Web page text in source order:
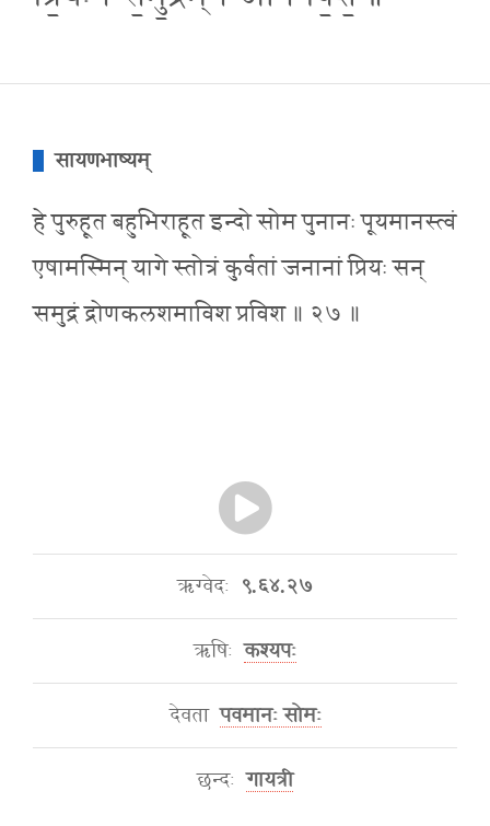
सायणभाष्यम्
हे पुरुहूत बहुभिराहूत इन्दो सोम पुनानः पूयमानस्त्वं
एषामस्मिन् यागे स्तोत्रं कुर्वतां जनानां प्रियः सन्
समुद्रं द्रोणकलशमाविश प्रविश ॥ २७ ॥
ऋग्वेदः ९.६४.२७
ऋषिः कश्यपः
देवता पवमानः सोमः
छन्दः गायत्री